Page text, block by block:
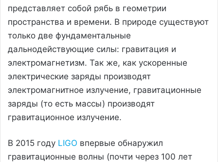
представляет собой рябь в геометрии
пространства и времени. В природе существуют
только две фундаментальные
дальнодействующие силы: гравитация и
электромагнетизм. Так же, как ускоренные
электрические заряды производят
электромагнитное излучение, гравитационные
заряды (то есть массы) производят
гравитационное излучение.
В 2015 году LIGO впервые обнаружил
гравитационные волны (почти через 100 лет